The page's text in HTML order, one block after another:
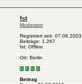
fst
Moderator
Registriert seit: 07.08.2003
Beiträge: 1.267
fst: Offline
Ort: Berlin
Beitrag